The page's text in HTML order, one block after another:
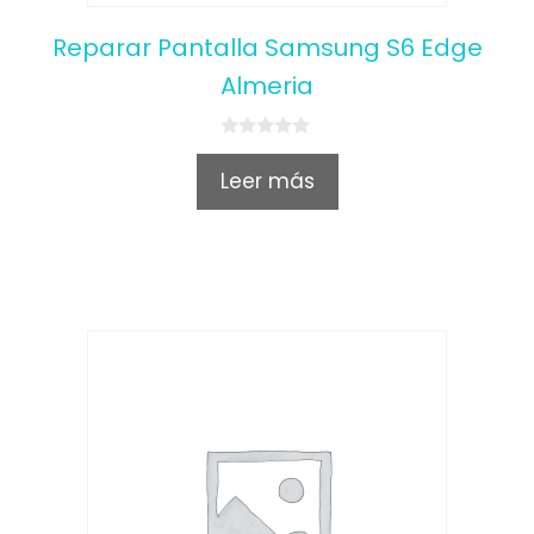
Reparar Pantalla Samsung S6 Edge
Almeria
0
u
Leer más